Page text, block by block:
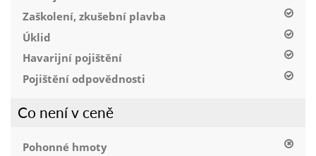
Zaškolení, zkušební plavba
Úklid
Havarijní pojištění
Pojištění odpovědnosti
Co není v ceně
Pohonné hmoty